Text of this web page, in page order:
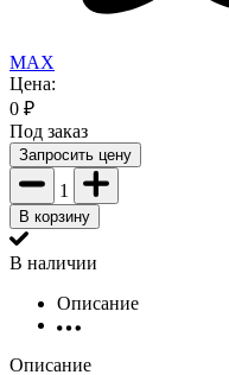
MAX
Цена:
0 ₽
Под заказ
Запросить цену
1
В корзину
В наличии
Описание
Описание